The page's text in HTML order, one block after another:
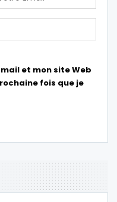
et mon site Web
fois que je